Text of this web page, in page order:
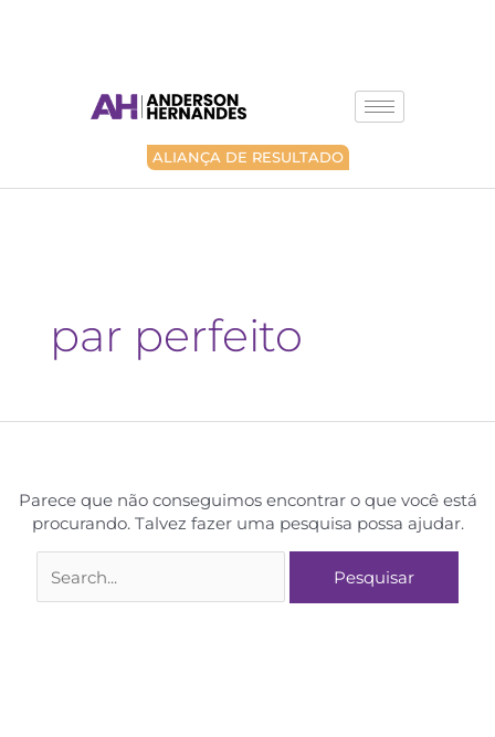
ALIANÇA DE RESULTADO
par perfeito
Parece que não conseguimos encontrar o que você está
procurando. Talvez fazer uma pesquisa possa ajudar.